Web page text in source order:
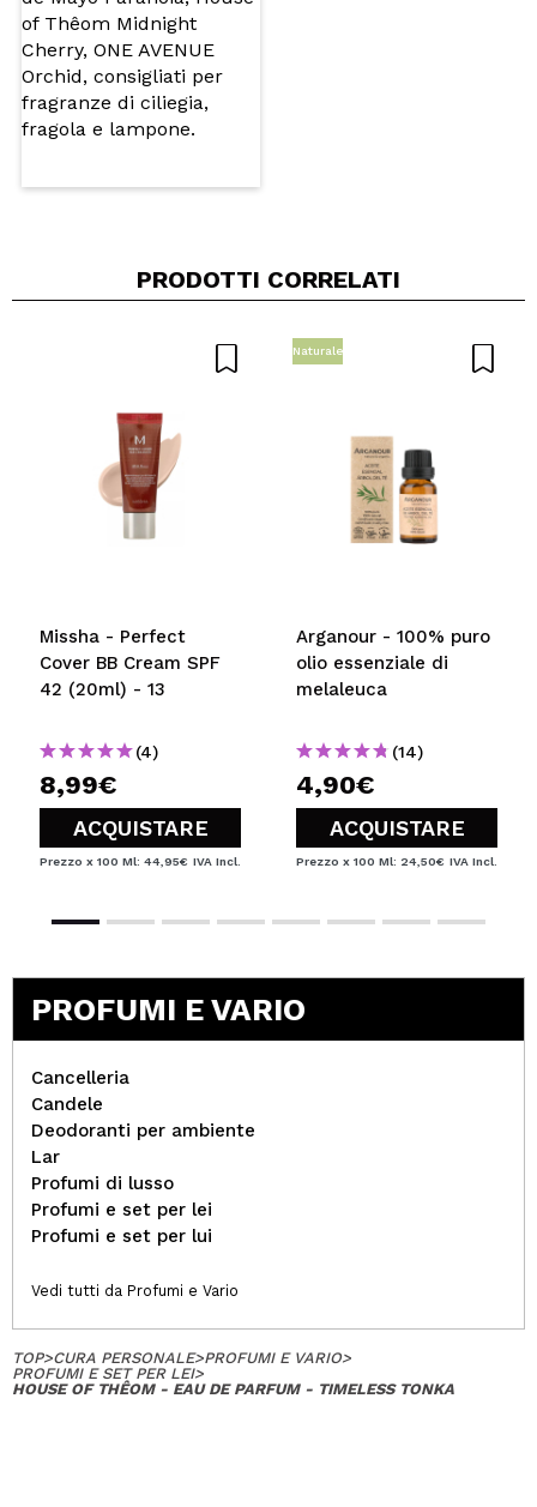
PRODOTTI CORRELATI
Missha - Perfect
Cover BB Cream SPF
42 (20ml) - 13
(4)
8,99€
ACQUISTARE
Prezzo x 100 Ml: 44,95€ IVA Incl.
Naturale
Arganour - 100% puro
olio essenziale di
melaleuca
(14)
4,90€
ACQUISTARE
Prezzo x 100 Ml: 24,50€ IVA Incl.
PROFUMI E VARIO
Cancelleria
Candele
Deodoranti per ambiente
Lar
Profumi di lusso
Profumi e set per lei
Profumi e set per lui
Vedi tutti da Profumi e Vario
TOP>CURA PERSONALE>PROFUMI E VARIO>
PROFUMI E SET PER LEI>
HOUSE OF THÊOM - EAU DE PARFUM - TIMELESS TONKA